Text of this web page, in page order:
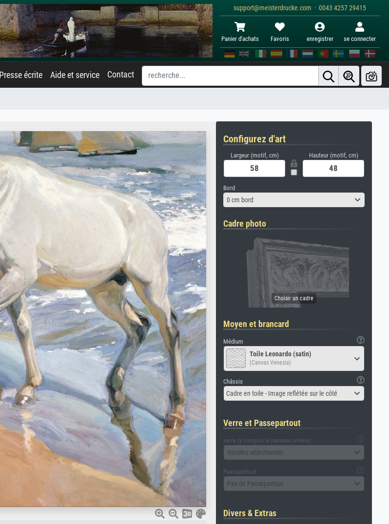
support@meisterdrucke.com · 0043 4257 29415
Panier d'achats Favoris enregistrer se connecter
Presse écrite Aide et service Contact
Configurez d'art
Largeur (motif, cm) Hauteur (motif, cm)
Bord
0 cm bord
Cadre photo
Moyen et brancard
Médium
Toile Leonardo (satin)
(Canvas Venezia)
Châssis
Cadre en toile - Image reflétée sur le côté
Verre et Passepartout
verre (y compris le panneau arrière)
Veuillez sélectionner
Passepartout
Pas de Passepartout
Divers & Extras